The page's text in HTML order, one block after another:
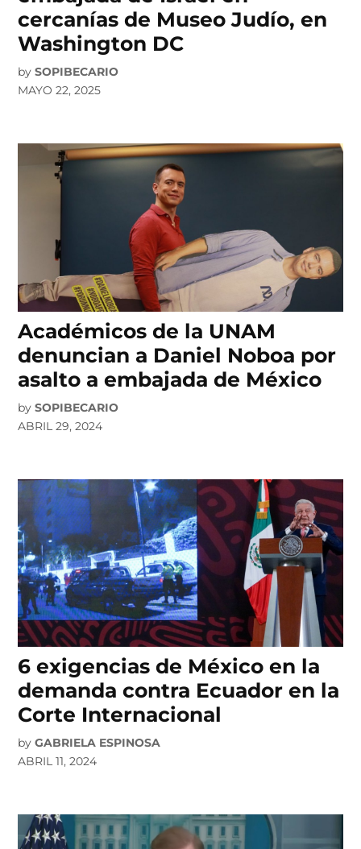
cercanías de Museo Judío, en
Washington DC
by SOPIBECARIO
MAYO 22, 2025
Académicos de la UNAM
denuncian a Daniel Noboa por
asalto a embajada de México
by SOPIBECARIO
ABRIL 29, 2024
6 exigencias de México en la
demanda contra Ecuador en la
Corte Internacional
by GABRIELA ESPINOSA
ABRIL 11, 2024